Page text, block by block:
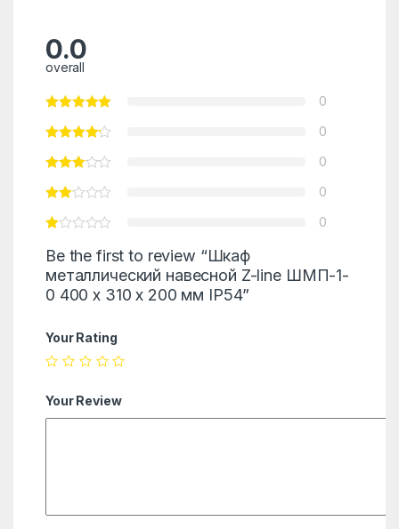
0.0
overall
0
0
0
0
0
Be the first to review “Шкаф
металлический навесной Z-line ШМП-1-
0 400 x 310 x 200 мм IP54”
Your Rating
Your Review